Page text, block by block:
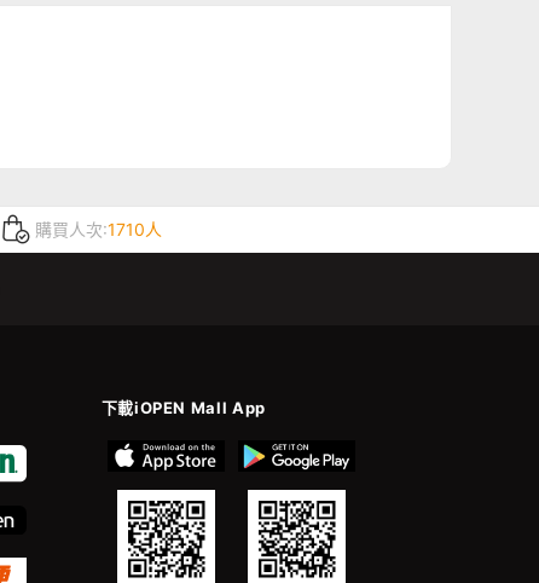
購買人次:1710人
下載iOPEN Mall App